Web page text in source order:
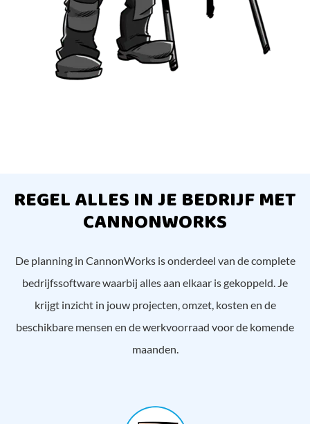
REGEL ALLES IN JE BEDRIJF MET
CANNONWORKS
De planning in CannonWorks is onderdeel van de complete
bedrijfssoftware waarbij alles aan elkaar is gekoppeld. Je
krijgt inzicht in jouw projecten, omzet, kosten en de
beschikbare mensen en de werkvoorraad voor de komende
maanden.